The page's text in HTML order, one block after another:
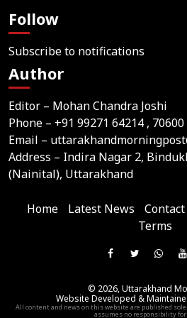
Follow
Subscribe to notifications
Author
Editor – Mohan Chandra Joshi
Phone – +91 99271 64214 ,
Email –
Address – Indira Nagar 2,
(Nainital), Uttarakhand
Home Latest News Contact
Terms
Like
On
Facebook
Follow
On
Twitter
Join
Group
© 2026,Uttarakhand
Website Developed &
All content and news on this website are published
assumes no responsibility